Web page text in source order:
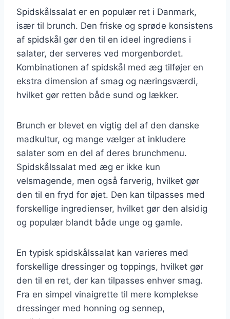
Spidskålssalat er en populær ret i Danmark,
især til brunch. Den friske og sprøde konsistens
af spidskål gør den til en ideel ingrediens i
salater, der serveres ved morgenbordet.
Kombinationen af spidskål med æg tilføjer en
ekstra dimension af smag og næringsværdi,
hvilket gør retten både sund og lækker.
Brunch er blevet en vigtig del af den danske
madkultur, og mange vælger at inkludere
salater som en del af deres brunchmenu.
Spidskålssalat med æg er ikke kun
velsmagende, men også farverig, hvilket gør
den til en fryd for øjet. Den kan tilpasses med
forskellige ingredienser, hvilket gør den alsidig
og populær blandt både unge og gamle.
En typisk spidskålssalat kan varieres med
forskellige dressinger og toppings, hvilket gør
den til en ret, der kan tilpasses enhver smag.
Fra en simpel vinaigrette til mere komplekse
dressinger med honning og sennep,